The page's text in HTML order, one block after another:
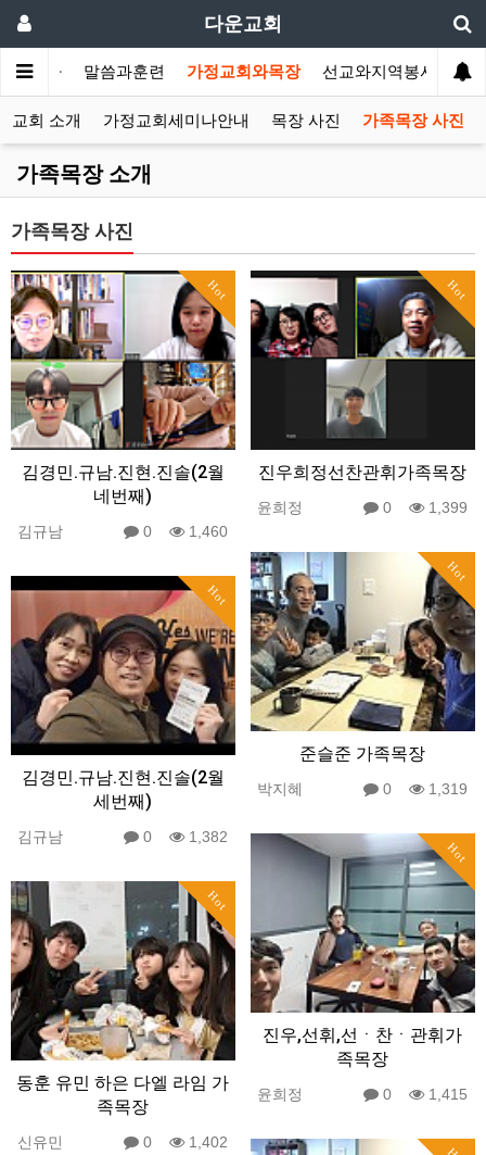
다운교회
합니다 말씀과훈련 가정교회와목장 선교와지역봉사 나
교회 소개 가정교회세미나안내 목장 사진 가족목장 사진
가족목장 소개
가족목장 사진
Hot
김경민.규남.진현.진솔(2월
네번째)
김규남 0 1,460
Hot
진우희정선찬관휘가족목장
윤희정 0 1,399
Hot
준슬준 가족목장
박지혜 0 1,319
Hot
김경민.규남.진현.진솔(2월
세번째)
김규남 0 1,382
Hot
진우,선휘,선ㆍ찬ㆍ관휘가
족목장
윤희정 0 1,415
Hot
동훈 유민 하은 다엘 라임 가
족목장
신유민 0 1,402